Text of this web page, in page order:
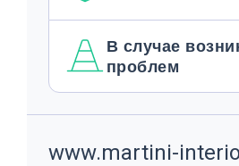
В случае
проблем
www.martini-